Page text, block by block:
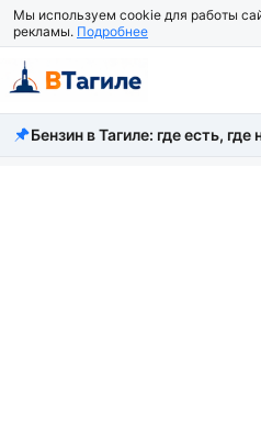
Мы используем cookie для работы
рекламы. Подробнее
Все новости
Бензин в Тагиле: где есть, где